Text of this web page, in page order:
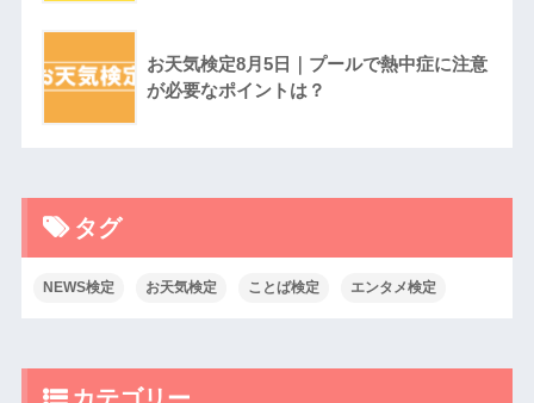
お天気検定8月5日｜プールで熱中症に注意
が必要なポイントは？
タグ
NEWS検定 お天気検定 ことば検定 エンタメ検定